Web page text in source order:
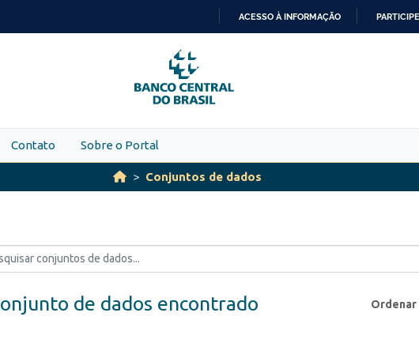
PARA
O
CONTEÚDO
ACESSO À INFORMAÇÃO PARTICIPE
Contato Sobre o Portal
Conjuntos de dados
de dados encontrado